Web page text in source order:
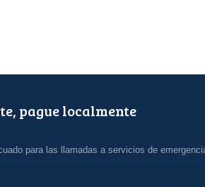
pague localmente
para las llamadas a servicios de